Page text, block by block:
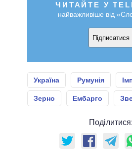
ЧИТАЙТЕ У
найважливіше від
Підписатися
Україна Румунія
Зерно Ембарго
Поділитися: